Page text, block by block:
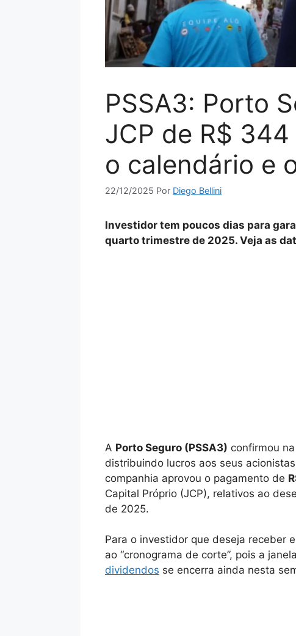
PSSA3: Porto
JCP de R$
o calendário e
22/12/2025 Por Diego Bellini
Investidor tem poucos dias para
quarto trimestre de 2025. Veja as
A Porto Seguro (PSSA3) confirmou
distribuindo lucros aos seus
companhia aprovou o pagamento de
Capital Próprio (JCP), relativos ao
de 2025.
Para o investidor que deseja receber
ao “cronograma de corte”, pois a
dividendos se encerra ainda nesta